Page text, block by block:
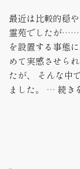
最近は比較的穏
霊苑でしたが
を設置する事態
めて実感させら
たが、 そんな中
ました。 … 続き